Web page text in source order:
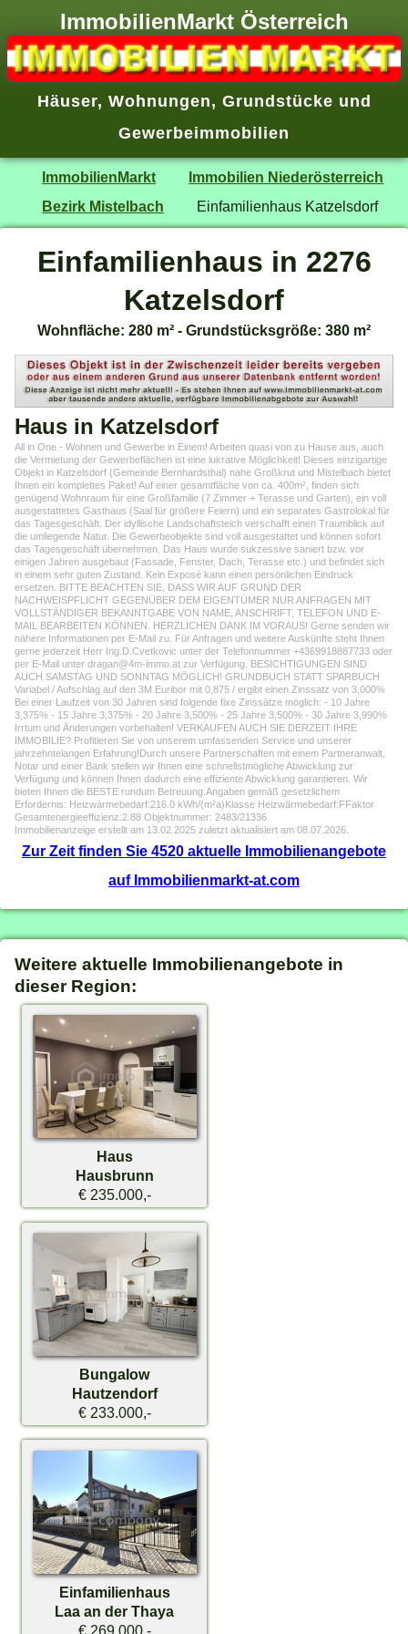
ImmobilienMarkt Österreich
Häuser, Wohnungen, Grundstücke und
Gewerbeimmobilien
ImmobilienMarkt
Immobilien Niederösterreich
Bezirk Mistelbach
Einfamilienhaus Katzelsdorf
Einfamilienhaus in 2276
Katzelsdorf
Wohnfläche: 280 m² - Grundstücksgröße: 380 m²
Haus in Katzelsdorf
All in One - Wohnen und Gewerbe in Einem! Arbeiten quasi von zu Hause aus, auch
die Vermietung der Gewerbeflächen ist eine lukrative Möglichkeit! Dieses einzigartige
Objekt in Katzelsdorf (Gemeinde Bernhardsthal) nahe Großkrut und Mistelbach bietet
Ihnen ein komplettes Paket! Auf einer gesamtfläche von ca. 400m², finden sich
genügend Wohnraum für eine Großfamilie (7 Zimmer + Terasse und Garten), ein voll
ausgestattetes Gasthaus (Saal für größere Feiern) und ein separates Gastrolokal für
das Tagesgeschäft. Der idyllische Landschaftsteich verschafft einen Traumblick auf
die umliegende Natur. Die Gewerbeobjekte sind voll ausgestattet und können sofort
das Tagesgeschäft übernehmen. Das Haus wurde sukzessive saniert bzw. vor
einigen Jahren ausgebaut (Fassade, Fenster, Dach, Terasse etc.) und befindet sich
in einem sehr guten Zustand. Kein Exposé kann einen persönlichen Eindruck
ersetzen. BITTE BEACHTEN SIE, DASS WIR AUF GRUND DER
NACHWEISPFLICHT GEGENÜBER DEM EIGENTÜMER NUR ANFRAGEN MIT
VOLLSTÄNDIGER BEKANNTGABE VON NAME, ANSCHRIFT, TELEFON UND E-
MAIL BEARBEITEN KÖNNEN. HERZLICHEN DANK IM VORAUS! Gerne senden wir
nähere Informationen per E-Mail zu. Für Anfragen und weitere Auskünfte steht Ihnen
gerne jederzeit Herr Ing.D.Cvetkovic unter der Telefonnummer +4369918887733 oder
per E-Mail unter dragan@4m-immo.at zur Verfügung. BESICHTIGUNGEN SIND
AUCH SAMSTAG UND SONNTAG MÖGLICH! GRUNDBUCH STATT SPARBUCH
Variabel / Aufschlag auf den 3M Euribor mit 0,875 / ergibt einen Zinssatz von 3,000%
Bei einer Laufzeit von 30 Jahren sind folgende fixe Zinssätze möglich: - 10 Jahre
3,375% - 15 Jahre 3,375% - 20 Jahre 3,500% - 25 Jahre 3,500% - 30 Jahre 3,990%
Irrtum und Änderungen vorbehalten! VERKAUFEN AUCH SIE DERZEIT IHRE
IMMOBILIE? Profitieren Sie von unserem umfassenden Service und unserer
jahrzehntelangen Erfahrung!Durch unsere Partnerschaften mit einem Partneranwalt,
Notar und einer Bank stellen wir Ihnen eine schnellstmögliche Abwicklung zur
Verfügung und können Ihnen dadurch eine effiziente Abwicklung garantieren. Wir
bieten Ihnen die BESTE rundum Betreuung.Angaben gemäß gesetzlichem
Erfordernis: Heizwärmebedarf:216.0 kWh/(m²a)Klasse Heizwärmebedarf:FFaktor
Gesamtenergieeffizienz:2.88 Objektnummer: 2483/21336
Immobilienanzeige erstellt am 13.02.2025 zuletzt aktualisiert am 08.07.2026.
Zur Zeit finden Sie 4520 aktuelle Immobilienangebote
auf Immobilienmarkt-at.com
Weitere aktuelle Immobilienangebote in
dieser Region:
Haus
Hausbrunn
€ 235.000,-
Bungalow
Hautzendorf
€ 233.000,-
Einfamilienhaus
Laa an der Thaya
€ 269.000,-